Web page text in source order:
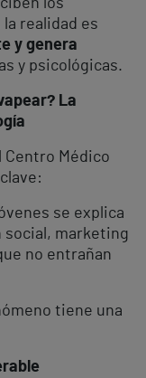
los
realidad es
y genera
y psicológicas.
La
Centro Médico
se explica
social, marketing
no entrañan
tiene una